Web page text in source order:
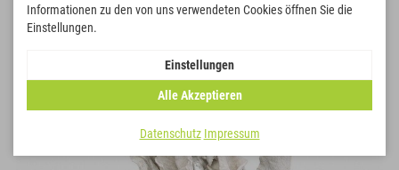
NEU
Informationen zu den von uns verwendeten Cookies öffnen Sie die
Einstellungen.
Einstellungen
Alle Akzeptieren
Datenschutz Impressum